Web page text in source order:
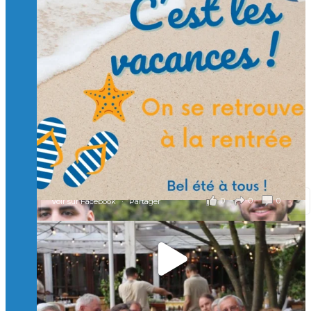
Charger plus Suivre sur Instagram
🙏 Soutenez l’Isep via la taxe d’apprentissage 2026
et contribuons ensemble à former les générations
d’ingénieurs de demain. 🙏
Merci à tous !
🎯 Taxe d’apprentissage 2026 : avec l'Isep, investissez pour
un numérique au service de l'humain !
À l’Isep, nous formons des ingénieurs, des bachelors, des
Mastères Spécialisés, qui allient excellence technologique et
valeurs humaines, au cœur de notre pro
...Voir plus
il y a 2 mois
0 0 0
Voir sur Facebook · Partager
🚀Afterwork à Genève 🚀
🥳 Le 22 avril dernier, 14 Alumni vivant / travaillant
en Suisse ont partagé un moment convivial de
retrouvailles et d'échanges !